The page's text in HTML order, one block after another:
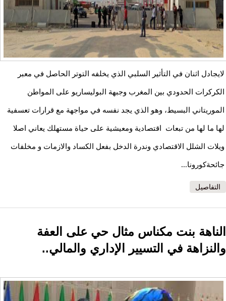
لايجادل اثنان في التأثير السلبي الذي يخلفه التوتر الحاصل في معبر
الكركرات الحدودي بين المغرب وجبهة البوليساريو على المواطن
الموريتاني البسيط، وهو الذي يجد نفسه في مواجهة مع قرارات تعسفية
لها ما لها من تبعات اقتصادية ومعيشية على حياة مستهلك يعاني اصلا
ويلات الشلل الاقتصادي وندرة الدخل بفعل الكساد والازمات و مخلفات
جائحةكورونا...
التفاصيل
الناهة بنت مكناس مثال حي على العفة
والنزاهة في التسيير الإداري والمالي..